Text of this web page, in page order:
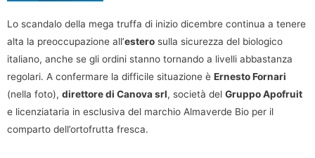
Lo scandalo della mega truffa di inizio dicembre continua a tenere
alta la preoccupazione all’estero sulla sicurezza del biologico
italiano, anche se gli ordini stanno tornando a livelli abbastanza
regolari. A confermare la difficile situazione è Ernesto Fornari
(nella foto), direttore di Canova srl, società del Gruppo Apofruit
e licenziataria in esclusiva del marchio Almaverde Bio per il
comparto dell’ortofrutta fresca.